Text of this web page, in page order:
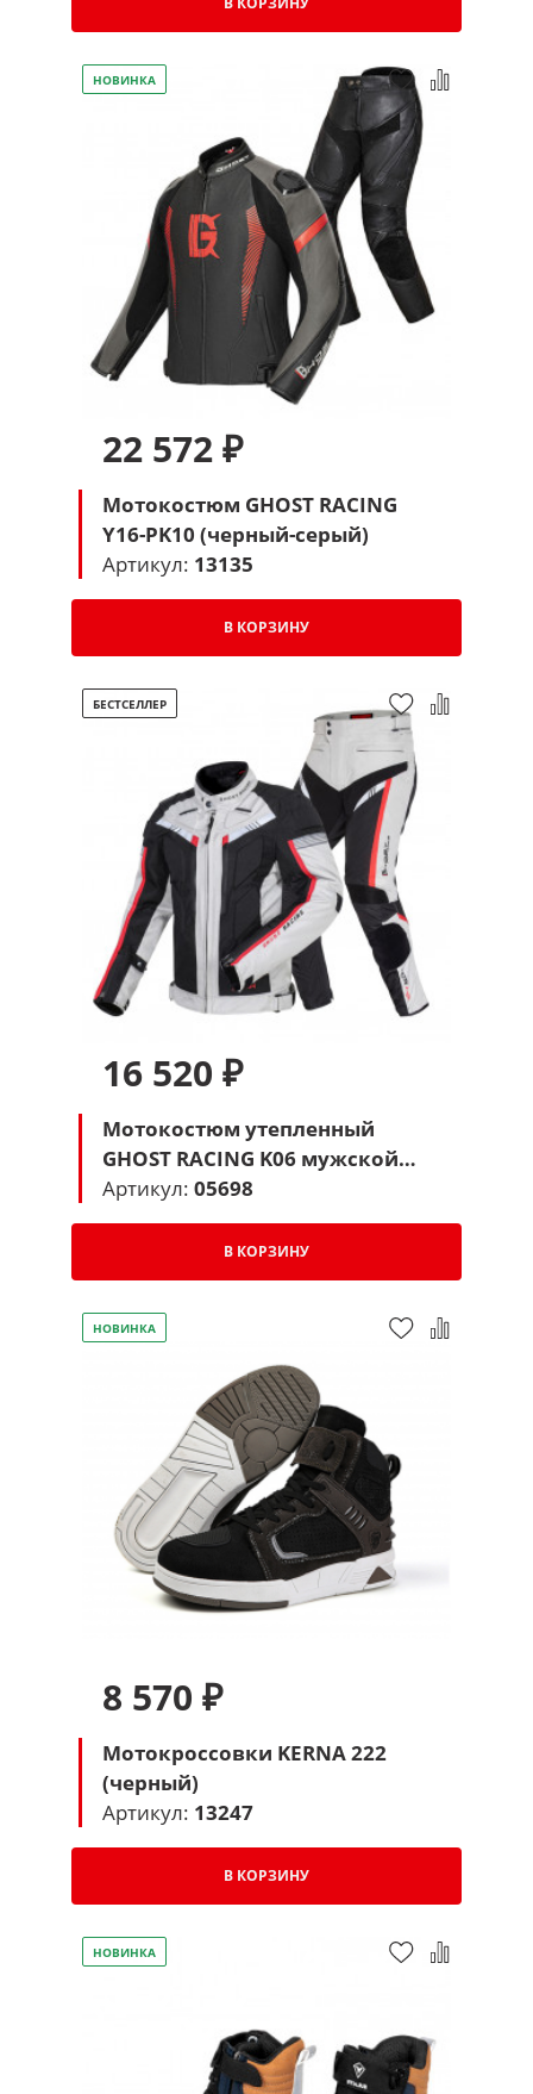
НОВИНКА
22 572 ₽
Мотокостюм GHOST RACING
Y16-PK10 (черный-серый)
Артикул: 13135
В КОРЗИНУ
БЕСТСЕЛЛЕР
16 520 ₽
Мотокостюм утепленный
GHOST RACING K06 мужской
(белый-черный)
Артикул: 05698
В КОРЗИНУ
НОВИНКА
8 570 ₽
Мотокроссовки KERNA 222
(черный)
Артикул: 13247
В КОРЗИНУ
НОВИНКА